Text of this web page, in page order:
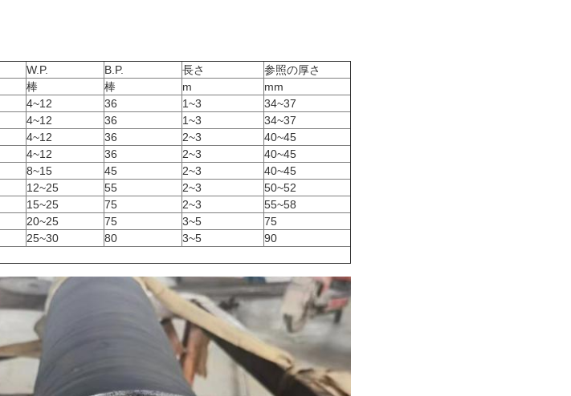
W.P. B.P. 長さ
参照の厚さ
棒 棒 m
mm
4~12 36 1~3
34~37
4~12 36 1~3
34~37
4~12 36 2~3
40~45
4~12 36 2~3
40~45
8~15 45 2~3
40~45
12~25 55 2~3
50~52
15~25 75 2~3
55~58
20~25 75 3~5
75
25~30 80 3~5
90